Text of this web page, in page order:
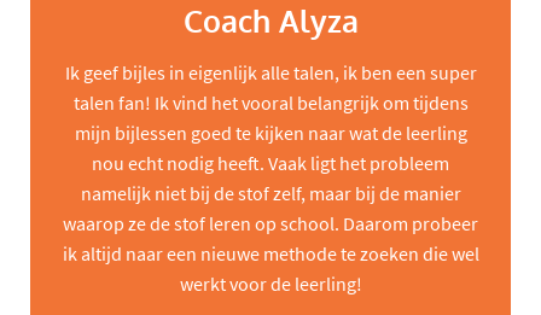
Coach Alyza
Ik geef bijles in eigenlijk alle talen, ik ben een super
talen fan! Ik vind het vooral belangrijk om tijdens
mijn bijlessen goed te kijken naar wat de leerling
nou echt nodig heeft. Vaak ligt het probleem
namelijk niet bij de stof zelf, maar bij de manier
waarop ze de stof leren op school. Daarom probeer
ik altijd naar een nieuwe methode te zoeken die wel
werkt voor de leerling!